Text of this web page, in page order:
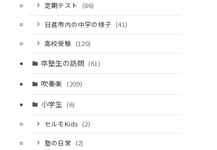
定期テスト (86)
日進市内の中学の様子 (41)
高校受験 (120)
卒塾生の訪問 (61)
吹奏楽 (209)
小学生 (6)
セルモKids (2)
塾の日常 (2)